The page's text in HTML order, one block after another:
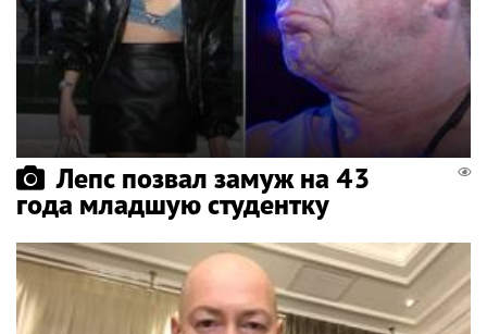
Лепс позвал замуж на 43
года младшую студентку